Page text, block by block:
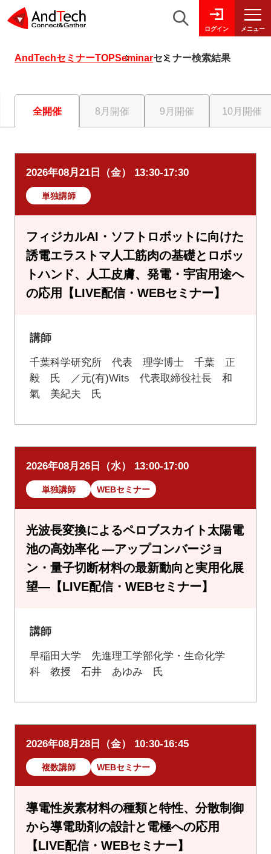
ログイン メニュー
AndTechセミナーTOPSeminarセミナー検索結果
全開催 8月開催 9月開催 10月開催
2026年08月21日（金） 13:30-17:30
単独講師
フィジカルAI・ソフトロボットに向けた
誘電エラストマ人工筋肉の基礎とロボッ
トハンド、人工皮膚、発電・宇宙用途へ
の応用【LIVE配信・WEBセミナー】
講師
千葉科学研究所 代表 理学博士 千葉 正
毅 氏 ／元(有)Wits 代表取締役社長 和
氣 美紀夫 氏
2026年08月26日（水） 13:00-17:00
単独講師 WEBセミナー
光波長変換によるペロブスカイト太陽電
池の高効率化 ―アップコンバージョ
ン・量子切断材料の最新動向と実用化展
望―【LIVE配信・WEBセミナー】
講師
早稲田大学 先進理工学部化学・生命化学
科 教授 石井 あゆみ 氏
2026年08月28日（金） 10:30-16:45
複数講師 WEBセミナー
導電性炭素材料の種類と特性、分散制御
から導電助剤の設計と電極への応用
【LIVE配信・WEBセミナー】